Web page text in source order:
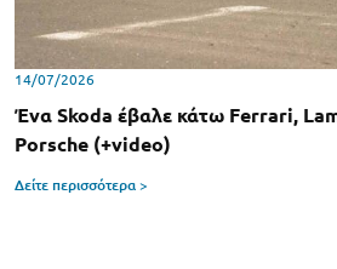
14/07/2026
Ένα Skoda έβαλε κάτω Ferrari,
Porsche (+video)
Δείτε περισσότερα >